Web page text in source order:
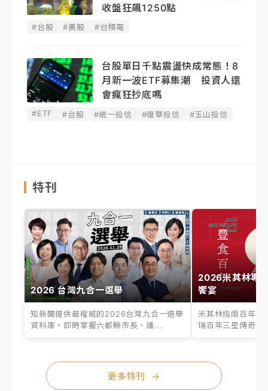
收盤狂飆1250點
#台股 #美股 #台積電
台股單日千點震盪快成常態！8
月新一波ETF募集潮 投資人還
會瘋狂抄底嗎
#ETF #台股 #統一投信 #復華投信 #玉山投信
特刊
2026 台灣九合一選舉
知新聞提供最權威的2026台灣九合一選舉
資料庫。即時掌握六都縣市長、議...
2026米其林專
饗宴
米其林指南百年之
瑞百年三星傳奇、
更多特刊 →